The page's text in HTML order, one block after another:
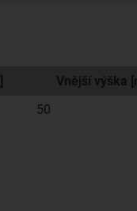
Vnější výška
50